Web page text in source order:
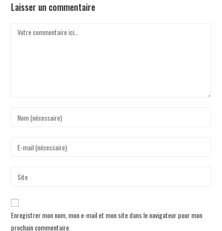
Laisser un commentaire
Enregistrer mon nom, mon e-mail et mon site dans le navigateur pour mon
prochain commentaire.